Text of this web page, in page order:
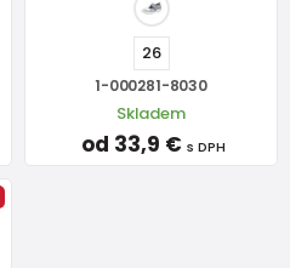
26
1-000281-8030
Skladem
od 33,9 € s DPH